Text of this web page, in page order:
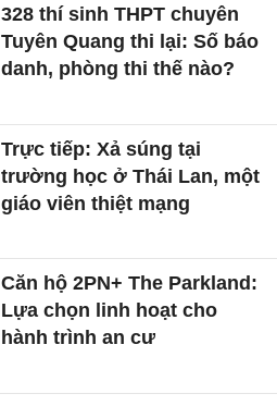
328 thí sinh THPT chuyên
Tuyên Quang thi lại: Số báo
danh, phòng thi thế nào?
Trực tiếp: Xả súng tại
trường học ở Thái Lan, một
giáo viên thiệt mạng
Căn hộ 2PN+ The Parkland:
Lựa chọn linh hoạt cho
hành trình an cư